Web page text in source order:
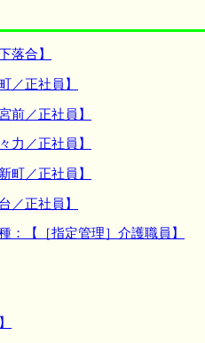
落合】
／正社員】
前／正社員】
力／正社員】
町／正社員】
／正社員】
【［指定管理］介護職員】